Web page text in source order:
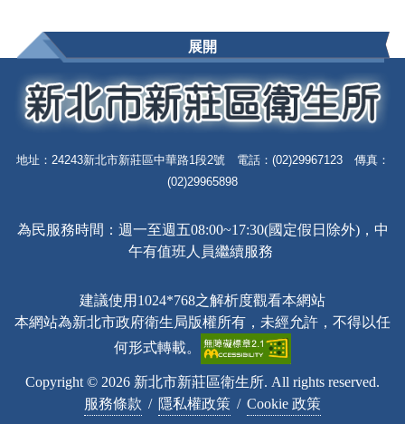
展開
地址：24243新北市新莊區中華路1段2號 電話：(02)29967123 傳真：
(02)29965898
為民服務時間：週一至週五08:00~17:30(國定假日除外)，中
午有值班人員繼續服務
建議使用1024*768之解析度觀看本網站
本網站為新北市政府衛生局版權所有，未經允許，不得以任
何形式轉載。
Copyright © 2026 新北市新莊區衛生所. All rights reserved.
服務條款 / 隱私權政策 / Cookie 政策